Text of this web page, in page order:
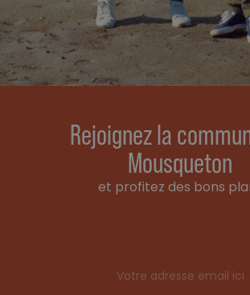
Rejoignez la
Mousqueton
et profitez des bons